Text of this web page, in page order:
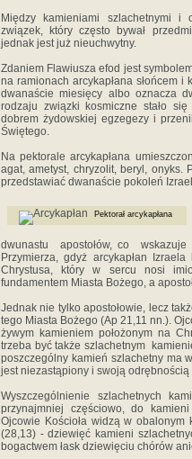
Między kamieniami szlachetnymi i
związek, który często bywał
jednak jest już nieuchwytny.
Zdaniem Flawiusza efod jest
na ramionach arcykapłana słońcem
dwanaście miesięcy albo oznacza
rodzaju związki kosmiczne stało
dobrem żydowskiej egzegezy i
Świętego.
Na pektorale arcykapłana
agat, ametyst, chryzolit, beryl, onyks.
przedstawiać dwanaście pokoleń
Pektorał arcykapłana
dwunastu apostołów, co
Przymierza, gdyż arcykapłan
Chrystusa, który w sercu nosi
fundamentem Miasta Bożego, a
Jednak nie tylko apostołowie, lecz
tego Miasta Bożego (Ap 21,11 nn.).
żywym kamieniem położonym na
trzeba być także szlachetnym
poszczególny kamień szlachetny ma
jest niezastąpiony i swoją
Wyszczególnienie szlachetnych
przynajmniej częściowo, do
Ojcowie Kościoła widzą w obalonym
(28,13) - dziewięć kamieni
bogactwem łask dziewięciu chórów